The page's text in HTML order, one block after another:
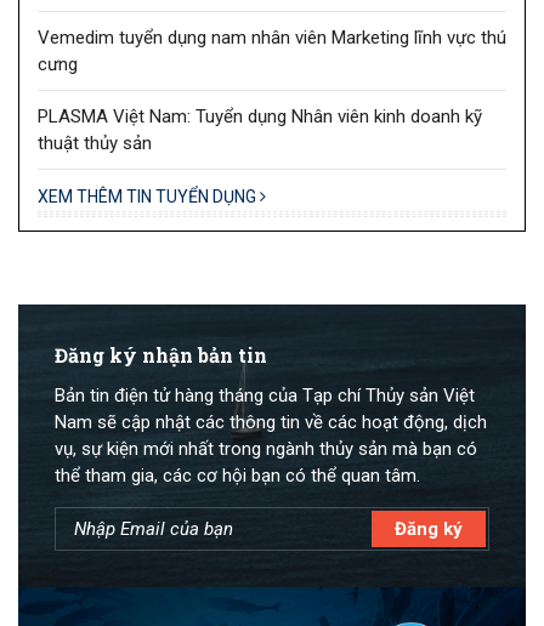
Vemedim tuyển dụng nam nhân viên Marketing lĩnh vực thú
cưng
PLASMA Việt Nam: Tuyển dụng Nhân viên kinh doanh kỹ
thuật thủy sản
XEM THÊM TIN TUYỂN DỤNG
Đăng ký nhận bản tin
Bản tin điện tử hàng tháng của Tạp chí Thủy sản Việt
Nam sẽ cập nhật các thông tin về các hoạt động, dịch
vụ, sự kiện mới nhất trong ngành thủy sản mà bạn có
thể tham gia, các cơ hội bạn có thể quan tâm.